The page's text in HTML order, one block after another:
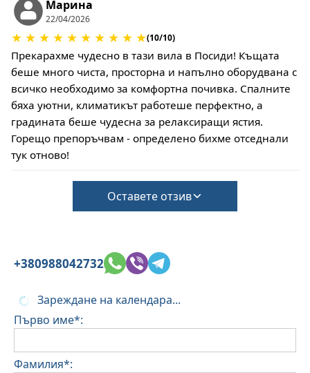
Тихи часове от 15:00 до 18:00 часа
Това място за настаняване не изисква депозит
за щети по време на настаняване
Освобождаването обаче може да бъде
завършено само след проверка на общото
състояние на къщата
Не се допускат домашни любимци
Марина
22/04/2026
★ ★ ★ ★ ★ ★ ★ ★ ★ ★(10/10)
Прекарахме чудесно в тази вила в Посиди! Къщата
беше много чиста, просторна и напълно оборудвана с
всичко необходимо за комфортна почивка. Спалните
бяха уютни, климатикът работеше перфектно, а
градината беше чудесна за релаксиращи ястия.
Горещо препоръчвам - определено бихме отседнали
тук отново!
Оставете отзив
+380988042732
Зареждане на календара...
Първо име*:
Фамилия*: